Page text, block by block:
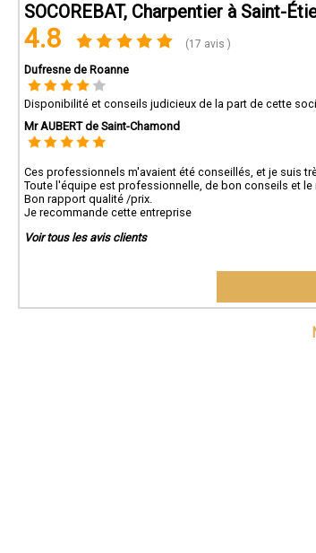
SOCOREBAT, Charpentier à Saint-
4.8 (17 avis )
Dufresne de Roanne
Disponibilité et conseils judicieux de la part de cette
Mr AUBERT de Saint-Chamond
Ces professionnels m'avaient été conseillés, et je suis
Toute l'équipe est professionnelle, de bon conseils et
Bon rapport qualité /prix.
Je recommande cette entreprise
Voir tous les avis clients